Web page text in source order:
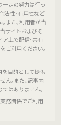
定の努力は行っ
法性･有用性など
｡また､利用者が当
サイトおよびそ
ア上で配信･共有
ご利用ください｡
目的として提供
ん｡また､記事内
ではありません｡
務関係でご利用